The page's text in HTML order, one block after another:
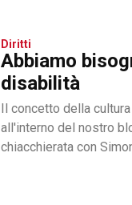
Diritti
Abbiamo
disabilità
Il concetto della
all'interno del nostro
chiacchierata con